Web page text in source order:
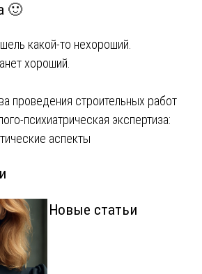
🙂
какой-то нехороший.
хороший.
проведения строительных работ
психиатрическая экспертиза:
аспекты
Новые статьи